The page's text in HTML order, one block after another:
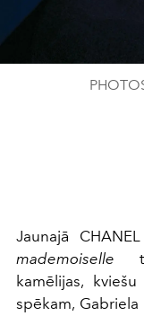
Jaunajā
mademoiselle
kamēlijas,
spēkam,